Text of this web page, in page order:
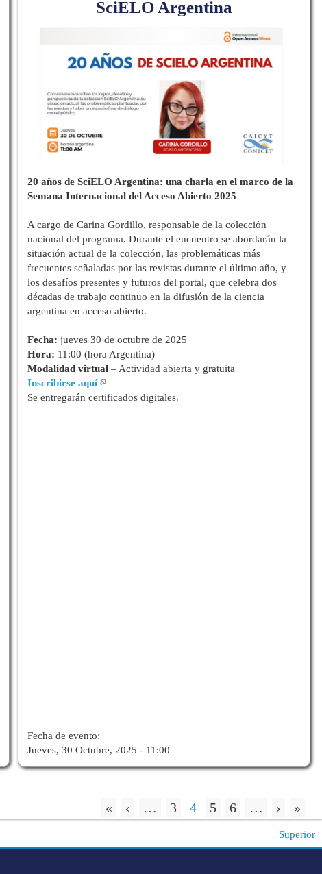
SciELO Argentina
20 años de SciELO Argentina: una charla en el marco de la
Semana Internacional del Acceso Abierto 2025
A cargo de Carina Gordillo, responsable de la colección
nacional del programa. Durante el encuentro se abordarán la
situación actual de la colección, las problemáticas más
frecuentes señaladas por las revistas durante el último año, y
los desafíos presentes y futuros del portal, que celebra dos
décadas de trabajo continuo en la difusión de la ciencia
argentina en acceso abierto.
Fecha: jueves 30 de octubre de 2025
Hora: 11:00 (hora Argentina)
Modalidad virtual– Actividad abierta y gratuita
Inscribirse aquí
Se entregarán certificados digitales.
Fecha de evento:
Jueves, 30 Octubre, 2025 - 11:00
« ‹ … 3 4 5 6 … › »
Superior